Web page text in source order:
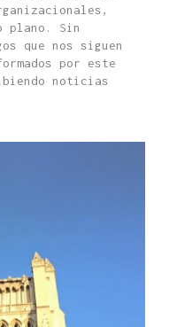
plano. Sin
que nos siguen
por este
noticias